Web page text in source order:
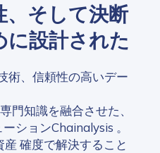
、そして決断
に設計された
術、信頼性の高いデー
門知識を融合させた、
ションChainalysis 。
確度で解決すること